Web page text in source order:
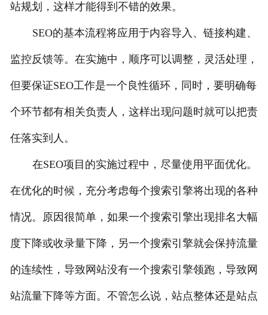
站规划，这样才能得到不错的效果。
SEO的基本流程将应用于内容导入、链接构建、
监控反馈等。在实施中，顺序可以调整，灵活处理，
但要保证SEO工作是一个良性循环，同时，要明确每
个环节都有相关负责人，这样出现问题时就可以把责
任落实到人。
在SEO项目的实施过程中，尽量使用平面优化。
在优化的时候，充分考虑每个搜索引擎将出现的各种
情况。原因很简单，如果一个搜索引擎出现排名大幅
度下降或收录量下降，另一个搜索引擎就会保持流量
的连续性，导致网站没有一个搜索引擎领跑，导致网
站流量下降等方面。不管怎么说，站点整体还是站点